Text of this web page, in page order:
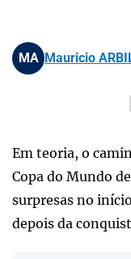
MA Mauricio
Em teoria, o
Copa do Mundo
surpresas no
depois da